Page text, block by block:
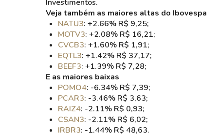
Investimentos.
Veja também as maiores altas do Ibovespa
NATU3: +2.66% R$ 9,25;
MOTV3: +2.08% R$ 16,21;
CVCB3: +1.60% R$ 1,91;
EQTL3: +1.42% R$ 37,17;
BEEF3: +1.39% R$ 7,28;
E as maiores baixas
POMO4: -6.34% R$ 7,39;
PCAR3: -3.46% R$ 3,63;
RAIZ4: -2.11% R$ 0,93;
CSAN3: -2.11% R$ 6,02;
IRBR3: -1.44% R$ 48,63.